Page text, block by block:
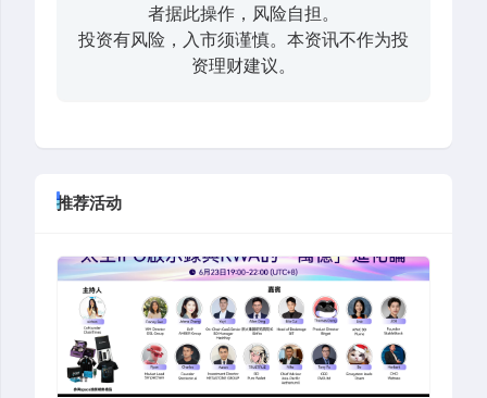
者据此操作，风险自担。
投资有风险，入市须谨慎。本资讯不作为投
资理财建议。
推荐活动